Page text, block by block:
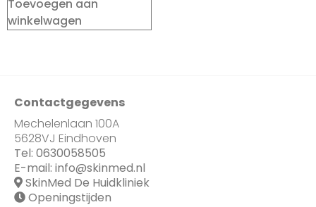
Toevoegen aan
winkelwagen
Contactgegevens
Mechelenlaan 100A
5628VJ Eindhoven
Tel: 0630058505
E-mail: info@skinmed.nl
SkinMed De Huidkliniek
Openingstijden